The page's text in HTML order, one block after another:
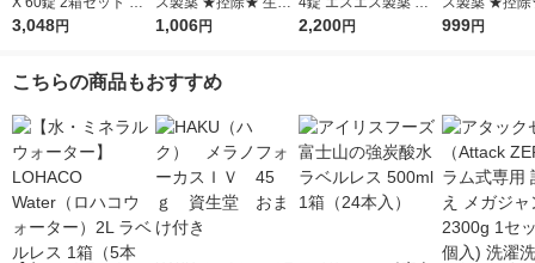
スエス製薬 ★控除★
痛 腰痛【指定第2類医
3,048円
痛 頭痛 歯痛 咽喉痛 関
類医薬品】
1,006円
除★ 生理痛 頭痛 歯痛
2,200円
痛 頭痛 歯痛
999円
こちらの商品もおすすめ